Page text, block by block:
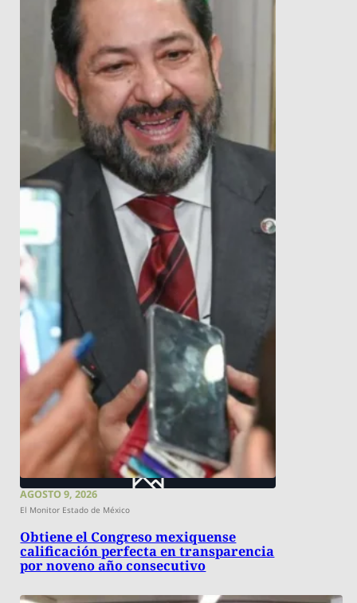
AGOSTO 9, 2026
El Monitor Estado de México
Obtiene el Congreso mexiquense
calificación perfecta en transparencia
por noveno año consecutivo